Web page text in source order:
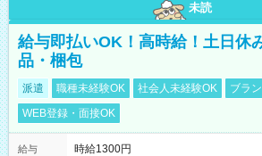
未読
給与即払いOK！高時給！土日休
品・梱包
派遣 職種未経験OK 社会人未経験OK
ブラ
WEB登録・面接OK
給与
時給1300円